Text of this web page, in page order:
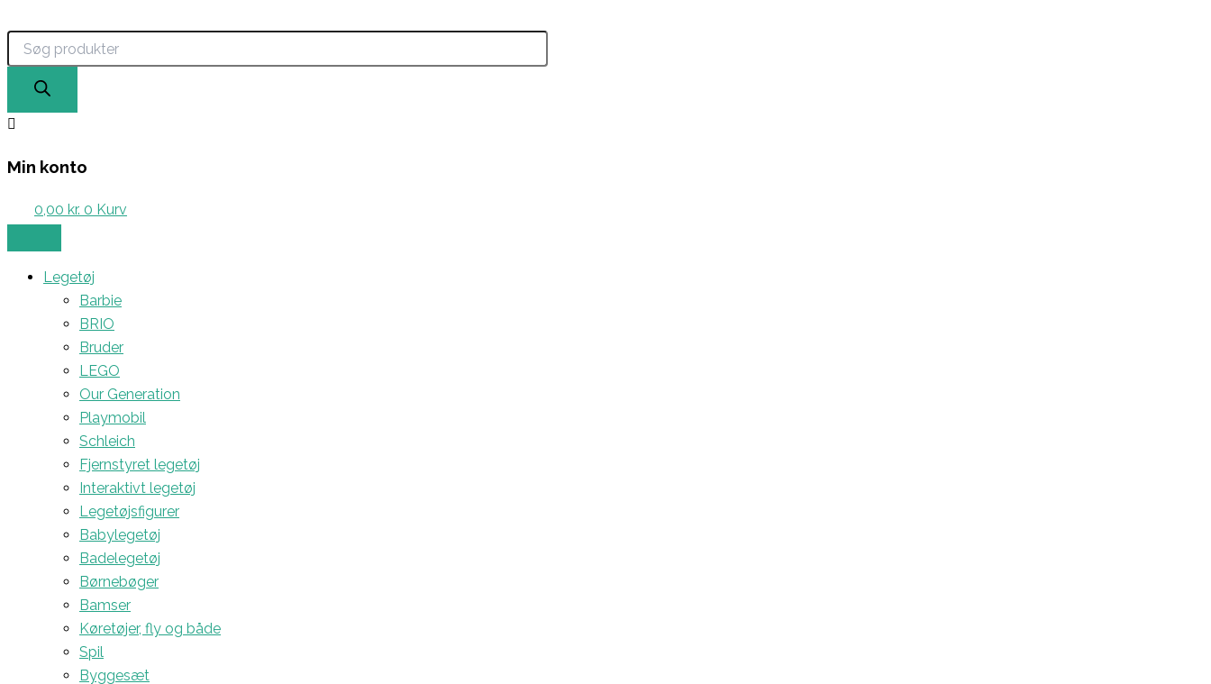
til
indholdet
Min konto
0,00 kr. 0 Kurv
Legetøj
Barbie
BRIO
Bruder
LEGO
Our Generation
Playmobil
Schleich
Fjernstyret legetøj
Interaktivt legetøj
Legetøjsfigurer
Babylegetøj
Badelegetøj
Børnebøger
Bamser
Køretøjer, fly og både
Spil
Byggesæt